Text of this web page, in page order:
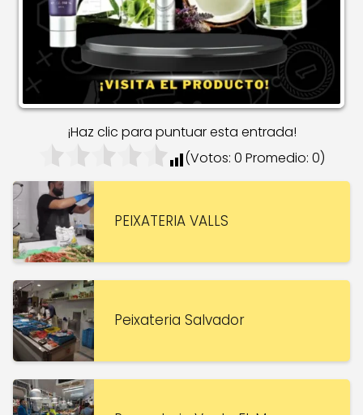
¡Haz clic para puntuar esta entrada!
(Votos: 0 Promedio: 0)
PEIXATERIA VALLS
Peixateria Salvador